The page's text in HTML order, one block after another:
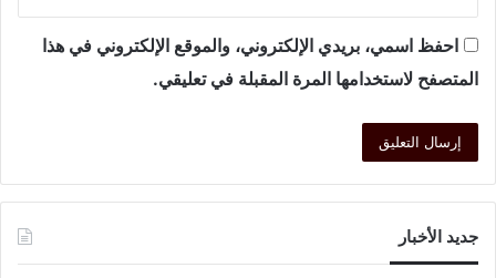
احفظ اسمي، بريدي الإلكتروني، والموقع الإلكتروني في هذا
المتصفح لاستخدامها المرة المقبلة في تعليقي.
جديد الأخبار